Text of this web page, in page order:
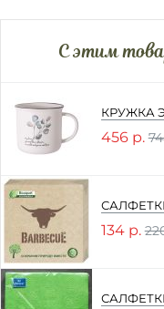
C этим
КРУЖКА
456 р.
134 р.